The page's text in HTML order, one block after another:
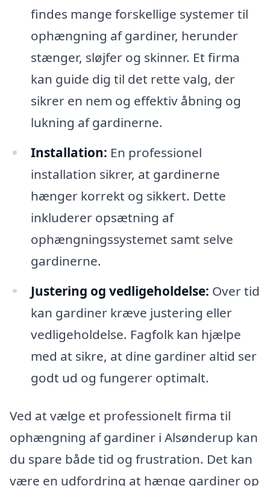
findes mange forskellige systemer til
ophængning af gardiner, herunder
stænger, sløjfer og skinner. Et firma
kan guide dig til det rette valg, der
sikrer en nem og effektiv åbning og
lukning af gardinerne.
Installation: En professionel
installation sikrer, at gardinerne
hænger korrekt og sikkert. Dette
inkluderer opsætning af
ophængningssystemet samt selve
gardinerne.
Justering og vedligeholdelse: Over tid
kan gardiner kræve justering eller
vedligeholdelse. Fagfolk kan hjælpe
med at sikre, at dine gardiner altid ser
godt ud og fungerer optimalt.
Ved at vælge et professionelt firma til
ophængning af gardiner i Alsønderup kan
du spare både tid og frustration. Det kan
være en udfordring at hænge gardiner op